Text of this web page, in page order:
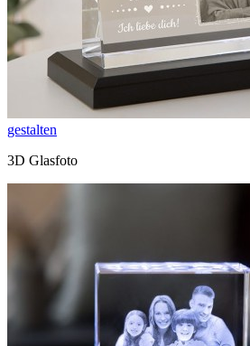
gestalten
3D Glasfoto